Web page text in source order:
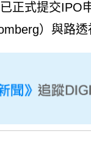
正式提交IPO
）與路